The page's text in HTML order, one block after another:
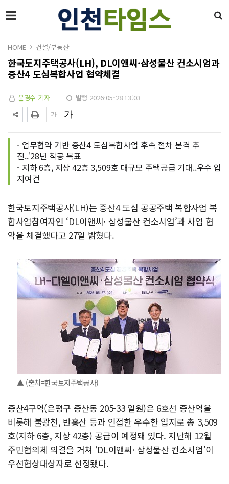
HOME 건설/부동산
한국토지주택공사(LH), DL이앤씨·삼성물산 컨소시엄과
증산4 도심복합사업 협약체결
윤경수 기자 발행 2026-05-28 13:03
- 업무협약 기반 증산4 도심복합사업 후속 절차 본격 추
진..'28년 착공 목표
- 지하 6층, 지상 42층 3,509호 대규모 주택공급 기대..우수 입
지여건
한국토지주택공사(LH)는 증산4 도심 공공주택 복합사업 복
합사업참여자인 ‘DL이앤씨· 삼성물산 컨소시엄’과 사업 협
약을 체결했다고 27일 밝혔다.
▲ (출처=한국토지주택공사)
증산4구역(은평구 증산동 205-33 일원)은 6호선 증산역을
비롯해 불광천, 반홍산 등과 인접한 우수한 입지로 총 3,509
호(지하 6층, 지상 42층) 공급이 예정돼 있다. 지난해 12월
주민협의체 의결을 거쳐 ‘DL이앤씨· 삼성물산 컨소시엄’이
우선협상대상자로 선정됐다.